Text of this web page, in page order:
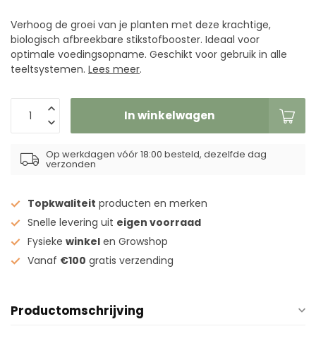
Verhoog de groei van je planten met deze krachtige,
biologisch afbreekbare stikstofbooster. Ideaal voor
optimale voedingsopname. Geschikt voor gebruik in alle
teeltsystemen. Lees meer.
In winkelwagen
Op werkdagen vóór 18:00 besteld, dezelfde dag
verzonden
Topkwaliteit producten en merken
Snelle levering uit eigen voorraad
Fysieke winkel en Growshop
Vanaf €100 gratis verzending
Productomschrijving